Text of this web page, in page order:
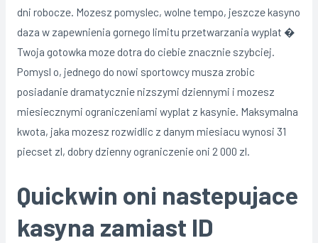
dni robocze. Mozesz pomyslec, wolne tempo, jeszcze kasyno
daza w zapewnienia gornego limitu przetwarzania wyplat �
Twoja gotowka moze dotra do ciebie znacznie szybciej.
Pomysl o, jednego do nowi sportowcy musza zrobic
posiadanie dramatycznie nizszymi dziennymi i mozesz
miesiecznymi ograniczeniami wyplat z kasynie. Maksymalna
kwota, jaka mozesz rozwidlic z danym miesiacu wynosi 31
piecset zl, dobry dzienny ograniczenie oni 2 000 zl.
Quickwin oni nastepujace
kasyna zamiast ID